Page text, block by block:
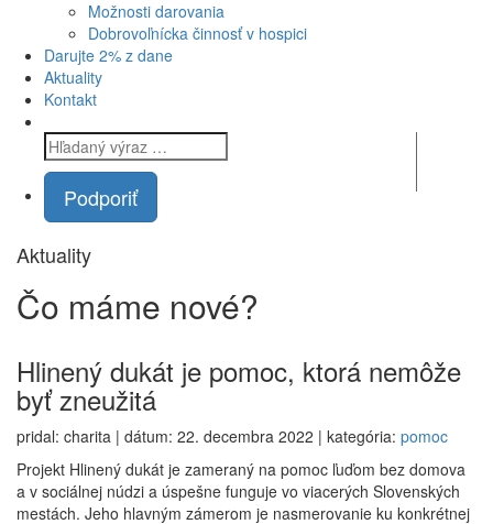
Možnosti darovania
Dobrovoľnícka činnosť v hospici
Darujte 2% z dane
Aktuality
Kontakt
Podporiť
Aktuality
Čo máme nové?
Hlinený dukát je pomoc, ktorá nemôže
byť zneužitá
pridal: charita | dátum: 22. decembra 2022 | kategória: pomoc
Projekt Hlinený dukát je zameraný na pomoc ľuďom bez domova
a v sociálnej núdzi a úspešne funguje vo viacerých Slovenských
mestách. Jeho hlavným zámerom je nasmerovanie ku konkrétnej